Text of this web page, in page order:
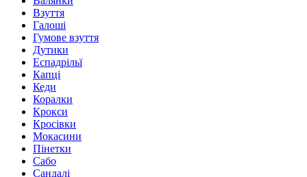
Взуття
Галоші
Гумове взуття
Дутики
Еспадрільї
Капці
Кеди
Коралки
Крокси
Кросівки
Мокасини
Пінетки
Сабо
Сандалі